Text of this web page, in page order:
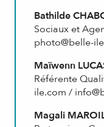
Bathilde
Sociaux et
photo@belle-
Maïwenn
Référente
ile.com /
Magali